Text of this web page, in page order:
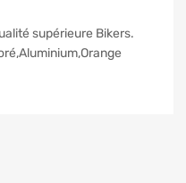
supérieure Bikers.